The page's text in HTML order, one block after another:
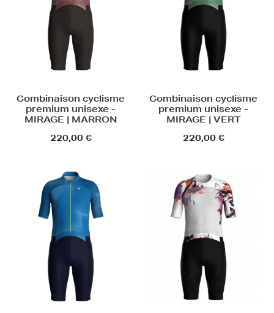
Combinaison cyclisme
premium unisexe -
MIRAGE | MARRON
220,00 €
Combinaison cyclisme
premium unisexe -
MIRAGE | VERT
220,00 €